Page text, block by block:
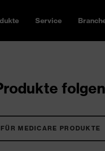
Service
MEDICARE PRODUKTE